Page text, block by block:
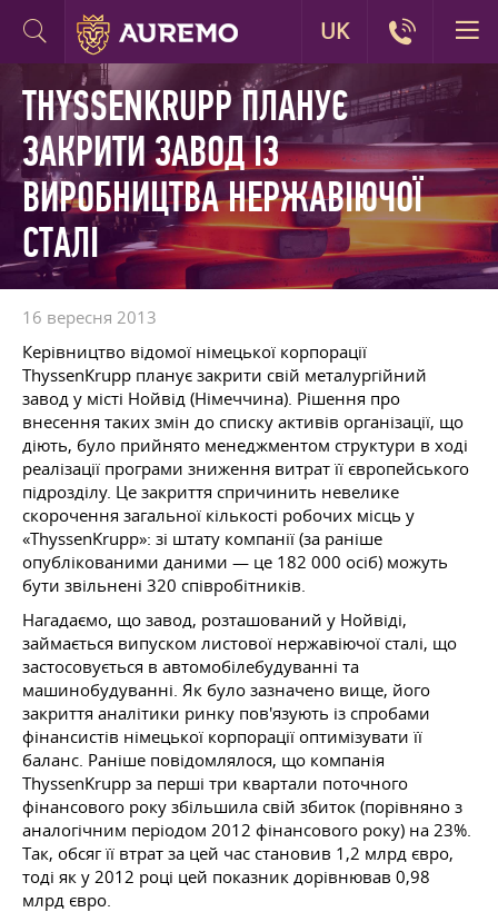
THYSSENKRUPP ПЛАНУЄ
ЗАКРИТИ ЗАВОД ІЗ
ВИРОБНИЦТВА НЕРЖАВІЮЧОЇ
СТАЛІ
16 вересня 2013
Керівництво відомої німецької корпорації
ThyssenKrupp планує закрити свій металургійний
завод у місті Нойвід (Німеччина). Рішення про
внесення таких змін до списку активів організації, що
діють, було прийнято менеджментом структури в ході
реалізації програми зниження витрат її європейського
підрозділу. Це закриття спричинить невелике
скорочення загальної кількості робочих місць у
«ThyssenKrupp»: зі штату компанії (за раніше
опублікованими даними — це 182 000 осіб) можуть
бути звільнені 320 співробітників.
Нагадаємо, що завод, розташований у Нойвіді,
займається випуском листової нержавіючої сталі, що
застосовується в автомобілебудуванні та
машинобудуванні. Як було зазначено вище, його
закриття аналітики ринку пов'язують із спробами
фінансистів німецької корпорації оптимізувати її
баланс. Раніше повідомлялося, що компанія
ThyssenKrupp за перші три квартали поточного
фінансового року збільшила свій збиток (порівняно з
аналогічним періодом 2012 фінансового року) на 23%.
Так, обсяг її втрат за цей час становив 1,2 млрд євро,
тоді як у 2012 році цей показник дорівнював 0,98
млрд євро.
UK